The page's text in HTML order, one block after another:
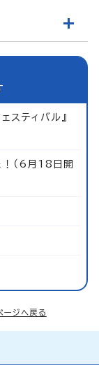
スティバル』
（6月18日開
ージへ戻る